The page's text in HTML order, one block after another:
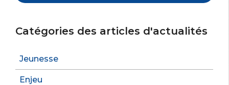
Catégories des articles d'actualités
Jeunesse
Enjeu